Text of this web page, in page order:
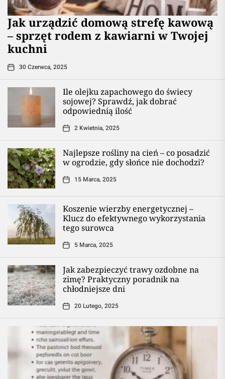
​Jak urządzić domową strefę kawową
– sprzęt rodem z kawiarni w Twojej
kuchni
30 Czerwca, 2025
Ile olejku zapachowego do świecy
sojowej? Sprawdź, jak dobrać
odpowiednią ilość
2 Kwietnia, 2025
Najlepsze rośliny na cień – co posadzić
w ogrodzie, gdy słońce nie dochodzi?
15 Marca, 2025
Koszenie wierzby energetycznej –
Klucz do efektywnego wykorzystania
tego surowca
5 Marca, 2025
Jak zabezpieczyć trawy ozdobne na
zimę? Praktyczny poradnik na
chłodniejsze dni
20 Lutego, 2025